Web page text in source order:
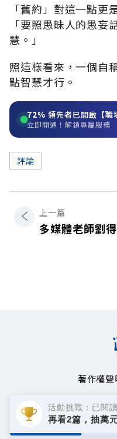
「舊約」對這一點更
「要照愚昧人的愚妄
慧。」
照這樣看來，一個自
點智慧才行。
72% 領先者已開啟【職
立即開通！解鎖專屬服務
評論
上一篇
多媒體老師劉
著作權聲
遠見天下文化
活動挑戰：已閱
再看2篇，抽萬